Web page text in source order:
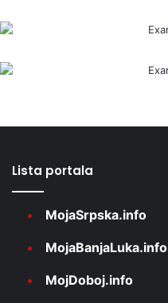
Lista portala
MojaSrpska.info
MojaBanjaLuka.info
MojDoboj.info